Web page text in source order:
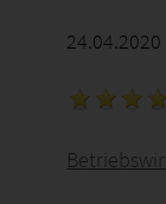
24.04.2020